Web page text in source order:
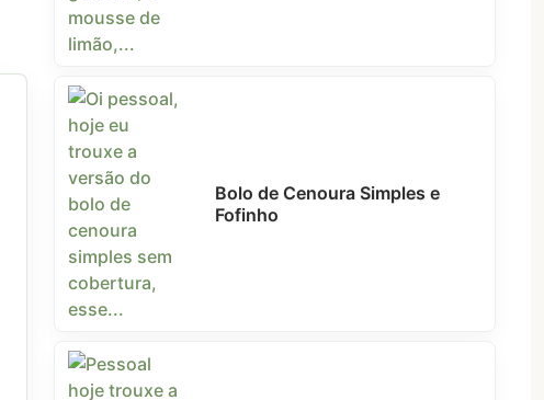
Bolo de Cenoura Simples e
Fofinho